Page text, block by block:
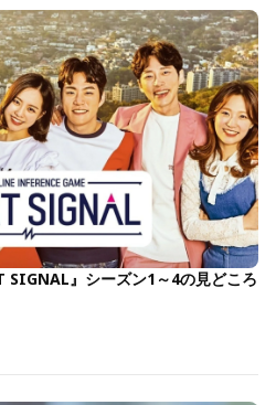
SIGNAL』シーズン1～4の見どころ